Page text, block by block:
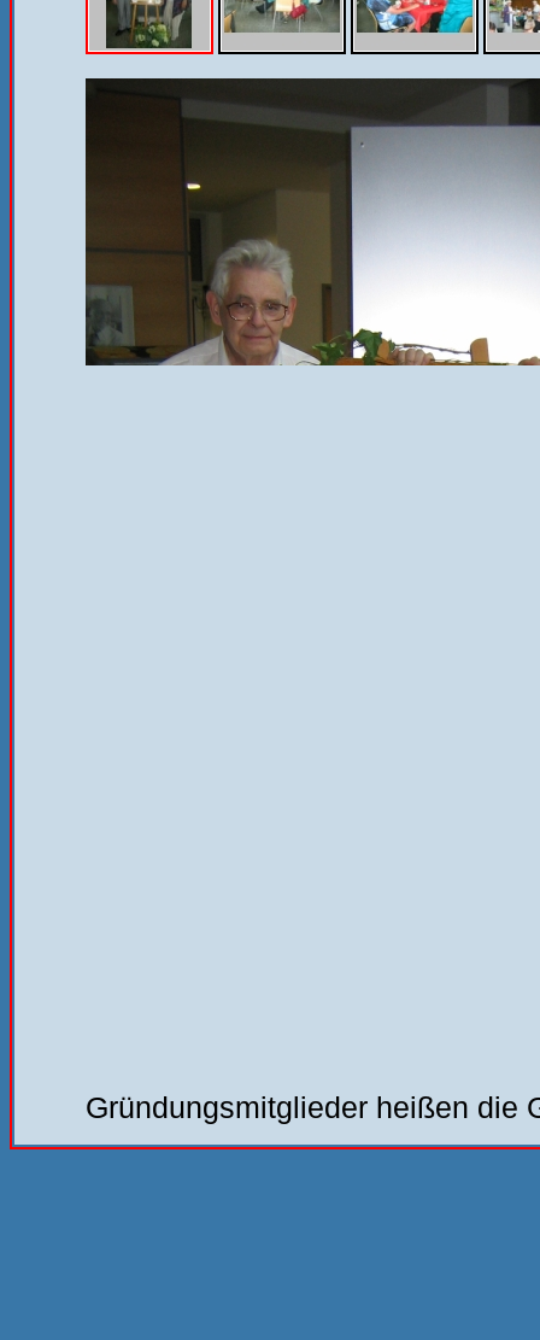
Gründungsmitglieder heißen die